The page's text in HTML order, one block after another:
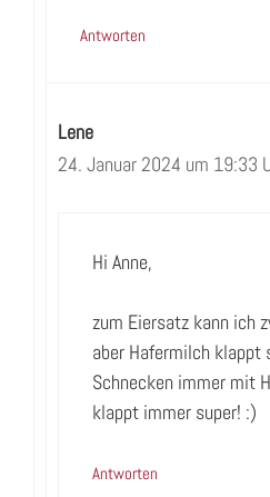
Antworten
Lene
24. Januar 2024 um 19:33
Hi Anne,
zum Eiersatz kann ich
aber Hafermilch klappt
Schnecken immer mit
klappt immer super! :)
Antworten